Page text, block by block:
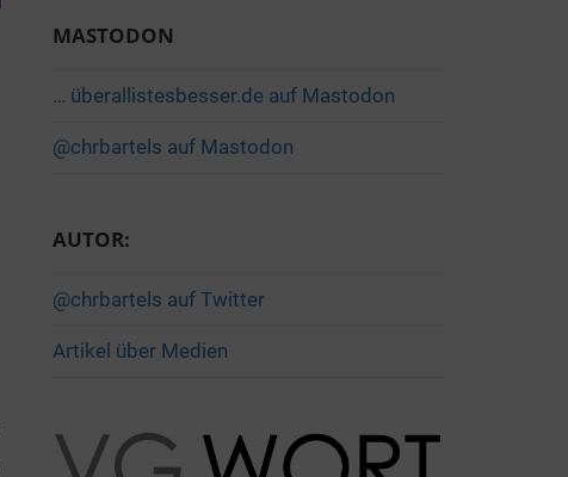
MASTODON
… überallistesbesser.de auf Mastodon
@chrbartels auf Mastodon
AUTOR:
@chrbartels auf Twitter
Artikel über Medien